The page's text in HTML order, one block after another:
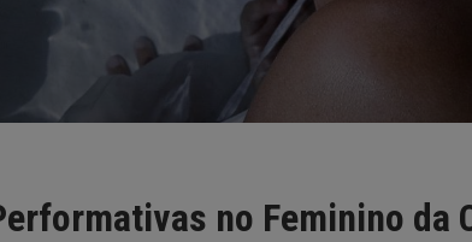
no Feminino da